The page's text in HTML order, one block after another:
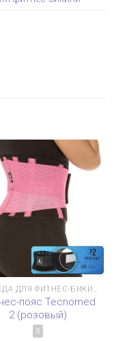
ОДЕЖДА ДЛЯ ФИТНЕС-БИКИНИ
пояс Tecnomed
2 (розовый)
S